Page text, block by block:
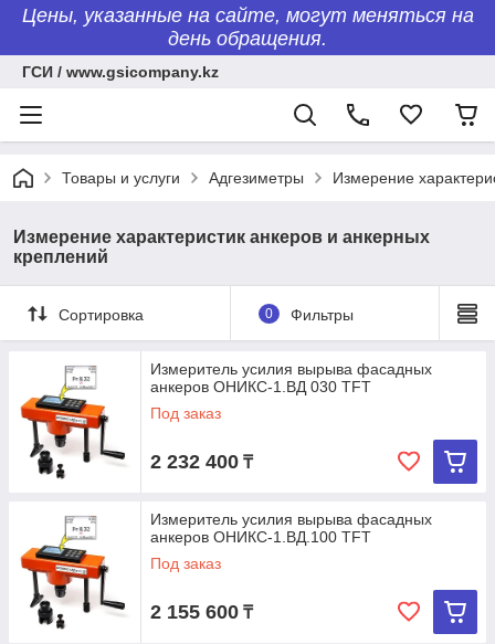
Цены, указанные на сайте, могут меняться на
день обращения.
ГСИ / www.gsicompany.kz
Товары и услуги Адгезиметры Измерение
Измерение характеристик анкеров и анкерных
креплений
Сортировка 0 Фильтры
Измеритель усилия вырыва фасадных
анкеров ОНИКС-1.ВД 030 TFT
Под заказ
2 232 400 ₸
Измеритель усилия вырыва фасадных
анкеров ОНИКС-1.ВД.100 TFT
Под заказ
2 155 600 ₸